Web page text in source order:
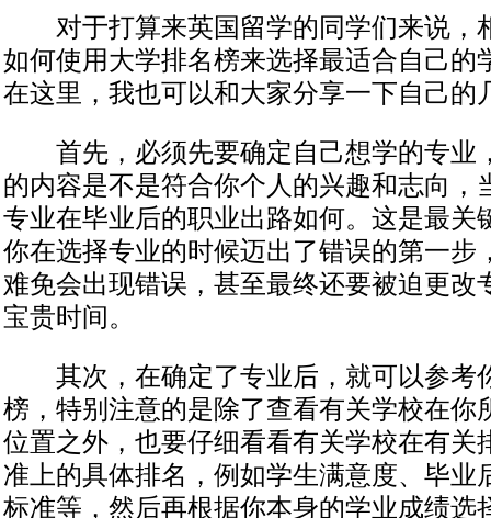
对于打算来英国留学的同学们来说，
如何使用大学排名榜来选择最适合自己的
在这里，我也可以和大家分享一下自己的
首先，必须先要确定自己想学的专业
的内容是不是符合你个人的兴趣和志向，
专业在毕业后的职业出路如何。这是最关
你在选择专业的时候迈出了错误的第一步
难免会出现错误，甚至最终还要被迫更改
宝贵时间。
其次，在确定了专业后，就可以参考
榜，特别注意的是除了查看有关学校在你
位置之外，也要仔细看看有关学校在有关
准上的具体排名，例如学生满意度、毕业
标准等，然后再根据你本身的学业成绩选